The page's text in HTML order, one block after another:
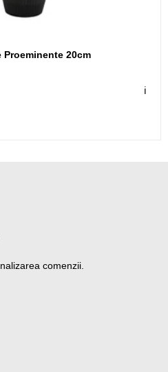
ℹ️
Proeminente 20cm
comenzii.